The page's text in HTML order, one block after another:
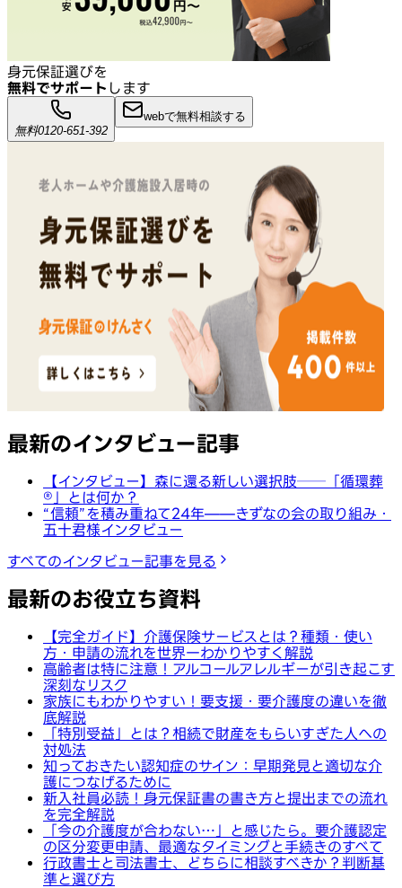
身元保証選びを
無料でサポート します
無料0120-651-392
webで無料相談する
最新のインタビュー記事
【インタビュー】森に還る新しい選択肢──「循環葬
®︎」とは何か？
“信頼”を積み重ねて24年——きずなの会の取り組み・
五十君様インタビュー
すべてのインタビュー記事を見る
最新のお役立ち資料
【完全ガイド】介護保険サービスとは？種類・使い
方・申請の流れを世界一わかりやすく解説
高齢者は特に注意！アルコールアレルギーが引き起こす
深刻なリスク
家族にもわかりやすい！要支援・要介護度の違いを徹
底解説
「特別受益」とは？相続で財産をもらいすぎた人への
対処法
知っておきたい認知症のサイン：早期発見と適切な介
護につなげるために
新入社員必読！身元保証書の書き方と提出までの流れ
を完全解説
「今の介護度が合わない…」と感じたら。要介護認定
の区分変更申請、最適なタイミングと手続きのすべて
行政書士と司法書士、どちらに相談すべきか？判断基
準と選び方